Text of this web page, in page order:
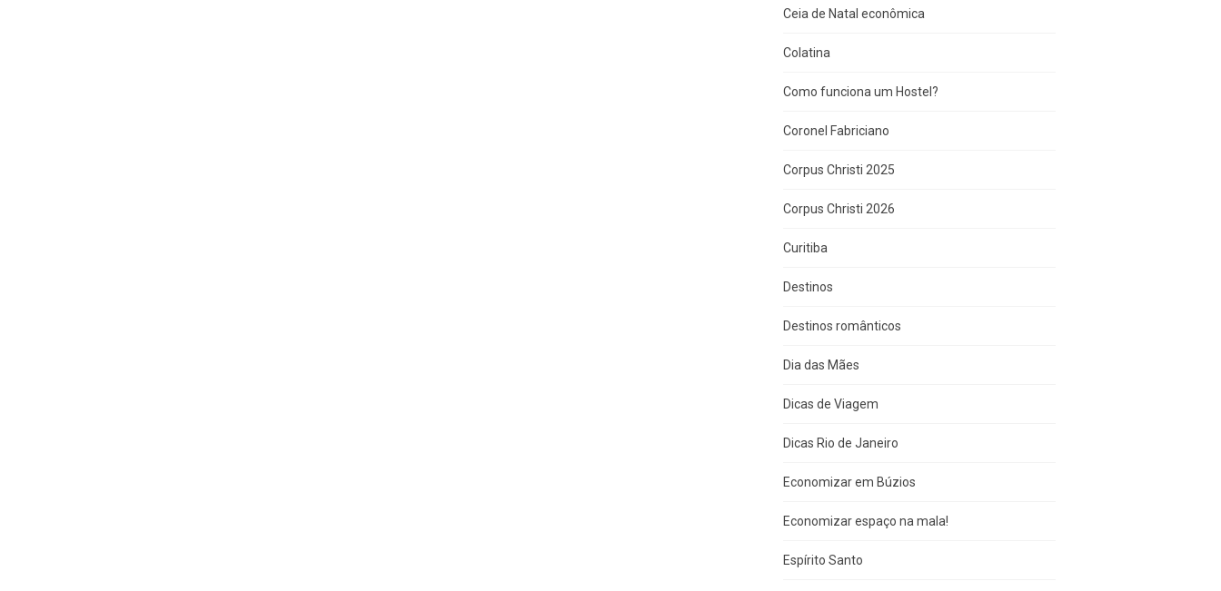
Ceia de Natal econômica
Colatina
Como funciona um Hostel?
Coronel Fabriciano
Corpus Christi 2025
Corpus Christi 2026
Curitiba
Destinos
Destinos românticos
Dia das Mães
Dicas de Viagem
Dicas Rio de Janeiro
Economizar em Búzios
Economizar espaço na mala!
Espírito Santo